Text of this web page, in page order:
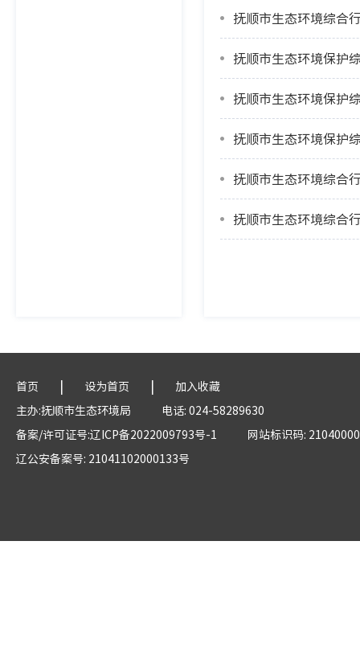
抚顺市生态环境综合
抚顺市生态环境保护
抚顺市生态环境保护
抚顺市生态环境保护
抚顺市生态环境综合
抚顺市生态环境综合
首页 | 设为首页 |
加入收藏
主办:抚顺市生态环境局
电话: 024-58289630
备案/许可证号:辽ICP备2022009793号-1
网站标识码:
辽公安备案号: 21041102000133号